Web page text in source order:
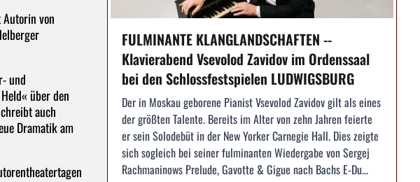
von
und
über den
auch
Dramatik am
FULMINANTE KLANGLANDSCHAFTEN --
Klavierabend Vsevolod Zavidov im Ordenssaal
bei den Schlossfestspielen LUDWIGSBURG
Der in Moskau geborene Pianist Vsevolod Zavidov gilt als eines
der größten Talente. Bereits im Alter von zehn Jahren feierte
er sein Solodebüt in der New Yorker Carnegie Hall. Dies zeigte
sich sogleich bei seiner fulminanten Wiedergabe von Sergej
Rachmaninows Prelude, Gavotte & Gigue nach Bachs E-Du...